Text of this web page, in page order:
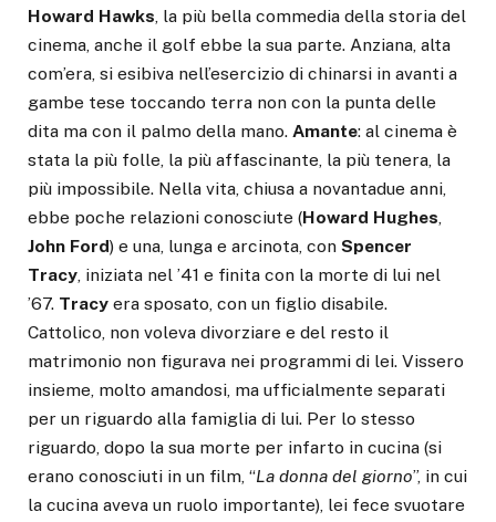
Howard Hawks, la più bella commedia della storia del
cinema, anche il golf ebbe la sua parte. Anziana, alta
com’era, si esibiva nell’esercizio di chinarsi in avanti a
gambe tese toccando terra non con la punta delle
dita ma con il palmo della mano. Amante: al cinema è
stata la più folle, la più affascinante, la più tenera, la
più impossibile. Nella vita, chiusa a novantadue anni,
ebbe poche relazioni conosciute (Howard Hughes,
John Ford) e una, lunga e arcinota, con Spencer
Tracy, iniziata nel ’41 e finita con la morte di lui nel
’67. Tracy era sposato, con un figlio disabile.
Cattolico, non voleva divorziare e del resto il
matrimonio non figurava nei programmi di lei. Vissero
insieme, molto amandosi, ma ufficialmente separati
per un riguardo alla famiglia di lui. Per lo stesso
riguardo, dopo la sua morte per infarto in cucina (si
erano conosciuti in un film, “La donna del giorno”, in cui
la cucina aveva un ruolo importante), lei fece svuotare